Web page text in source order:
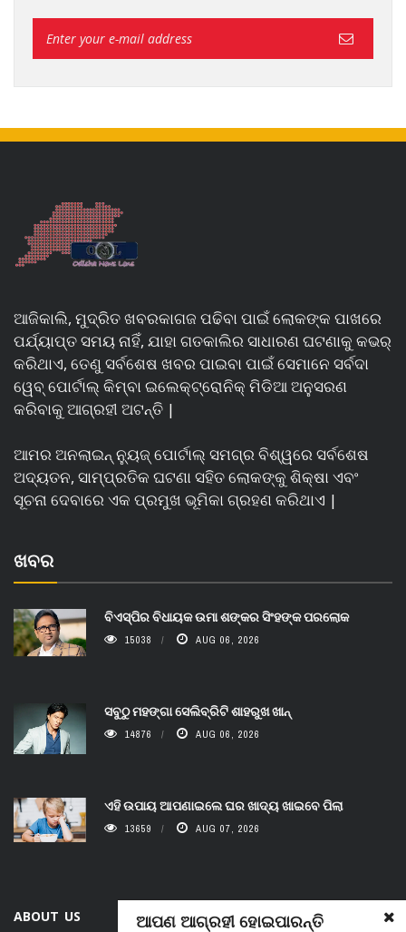
ଆପଣ ଆଗ୍ରହୀ ହୋଇପାରନ୍ତି
ଆଜିକାଲି, ମୁଦ୍ରିତ ଖବରକାଗଜ ପଢିବା ପାଇଁ ଲୋକଙ୍କ ପାଖରେ
ପର୍ଯ୍ୟାପ୍ତ ସମୟ ନାହିଁ, ଯାହା ଗତକାଲିର ସାଧାରଣ ଘଟଣାକୁ କଭର୍
କରିଥାଏ, ତେଣୁ ସର୍ବଶେଷ ଖବର ପାଇବା ପାଇଁ ସେମାନେ ସର୍ବଦା
ୱେବ୍ ପୋର୍ଟାଲ୍ କିମ୍ବା ଇଲେକ୍ଟ୍ରୋନିକ୍ ମିଡିଆ ଅନୁସରଣ
କରିବାକୁ ଆଗ୍ରହୀ ଅଟନ୍ତି |
ଆମର ଅନଲାଇନ୍ ନ୍ୟୁଜ୍ ପୋର୍ଟାଲ୍ ସମଗ୍ର ବିଶ୍ୱରେ ସର୍ବଶେଷ
ଅଦ୍ୟତନ, ସାମ୍ପ୍ରତିକ ଘଟଣା ସହିତ ଲୋକଙ୍କୁ ଶିକ୍ଷା ଏବଂ
ସୂଚନା ଦେବାରେ ଏକ ପ୍ରମୁଖ ଭୂମିକା ଗ୍ରହଣ କରିଥାଏ |
ଖବର
ବିଏସ୍‌ପିର ବିଧାୟକ ଉମା ଶଙ୍କର ସିଂହଙ୍କ ପରଲୋକ
15038 AUG 06, 2026
ସବୁଠୁ ମହଙ୍ଗା ସେଲିବ୍ରିଟି ଶାହରୁଖ ଖାନ୍
14876 AUG 06, 2026
ଏହି ଉପାୟ ଆପଣାଇଲେ ଘର ଖାଦ୍ୟ ଖାଇବେ ପିଲା
13659 AUG 07, 2026
ABOUT US